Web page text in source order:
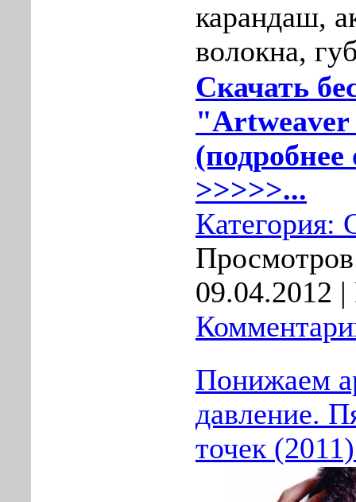
карандаш,
волокна,
Скачать
"Artweaver
(подробнее
>>>>>...
Категория:
09.04.2012 |
Понижаем
давление.
точек